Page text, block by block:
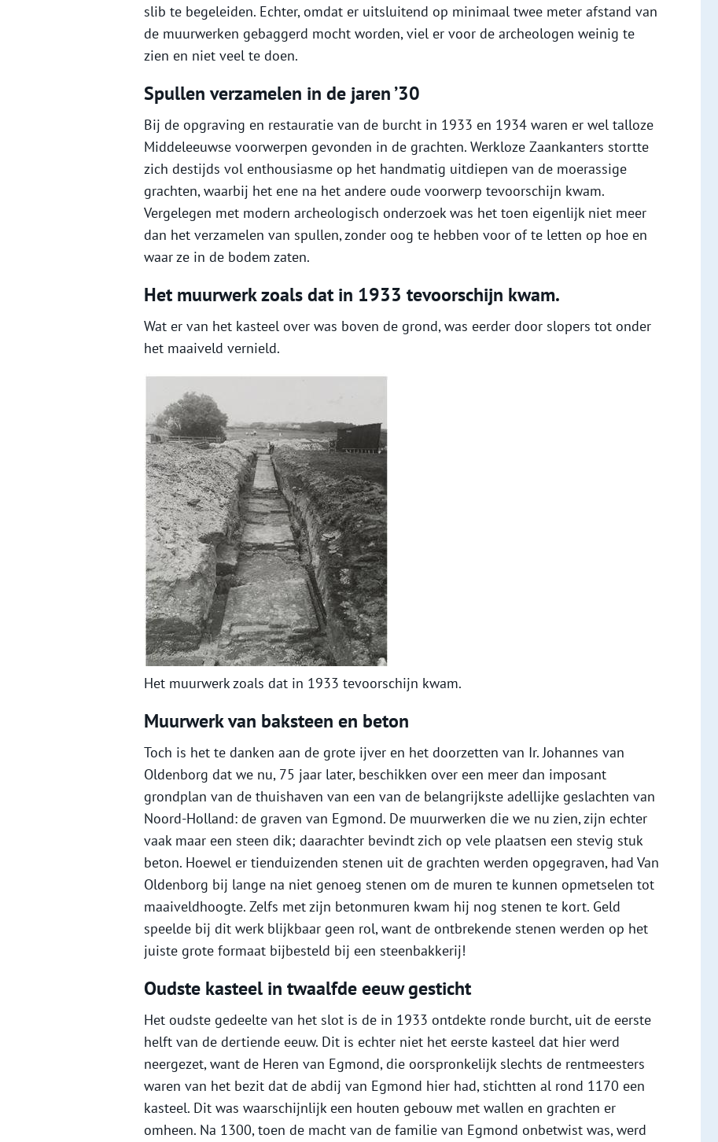
slib te begeleiden. Echter, omdat er uitsluitend op minimaal twee meter afstand van
de muurwerken gebaggerd mocht worden, viel er voor de archeologen weinig te
zien en niet veel te doen.
Spullen verzamelen in de jaren ’30
Bij de opgraving en restauratie van de burcht in 1933 en 1934 waren er wel talloze
Middeleeuwse voorwerpen gevonden in de grachten. Werkloze Zaankanters stortte
zich destijds vol enthousiasme op het handmatig uitdiepen van de moerassige
grachten, waarbij het ene na het andere oude voorwerp tevoorschijn kwam.
Vergelegen met modern archeologisch onderzoek was het toen eigenlijk niet meer
dan het verzamelen van spullen, zonder oog te hebben voor of te letten op hoe en
waar ze in de bodem zaten.
Het muurwerk zoals dat in 1933 tevoorschijn kwam.
Wat er van het kasteel over was boven de grond, was eerder door slopers tot onder
het maaiveld vernield.
Het muurwerk zoals dat in 1933 tevoorschijn kwam.
Muurwerk van baksteen en beton
Toch is het te danken aan de grote ijver en het doorzetten van Ir. Johannes van
Oldenborg dat we nu, 75 jaar later, beschikken over een meer dan imposant
grondplan van de thuishaven van een van de belangrijkste adellijke geslachten van
Noord-Holland: de graven van Egmond. De muurwerken die we nu zien, zijn echter
vaak maar een steen dik; daarachter bevindt zich op vele plaatsen een stevig stuk
beton. Hoewel er tienduizenden stenen uit de grachten werden opgegraven, had Van
Oldenborg bij lange na niet genoeg stenen om de muren te kunnen opmetselen tot
maaiveldhoogte. Zelfs met zijn betonmuren kwam hij nog stenen te kort. Geld
speelde bij dit werk blijkbaar geen rol, want de ontbrekende stenen werden op het
juiste grote formaat bijbesteld bij een steenbakkerij!
Oudste kasteel in twaalfde eeuw gesticht
Het oudste gedeelte van het slot is de in 1933 ontdekte ronde burcht, uit de eerste
helft van de dertiende eeuw. Dit is echter niet het eerste kasteel dat hier werd
neergezet, want de Heren van Egmond, die oorspronkelijk slechts de rentmeesters
waren van het bezit dat de abdij van Egmond hier had, stichtten al rond 1170 een
kasteel. Dit was waarschijnlijk een houten gebouw met wallen en grachten er
omheen. Na 1300, toen de macht van de familie van Egmond onbetwist was, werd